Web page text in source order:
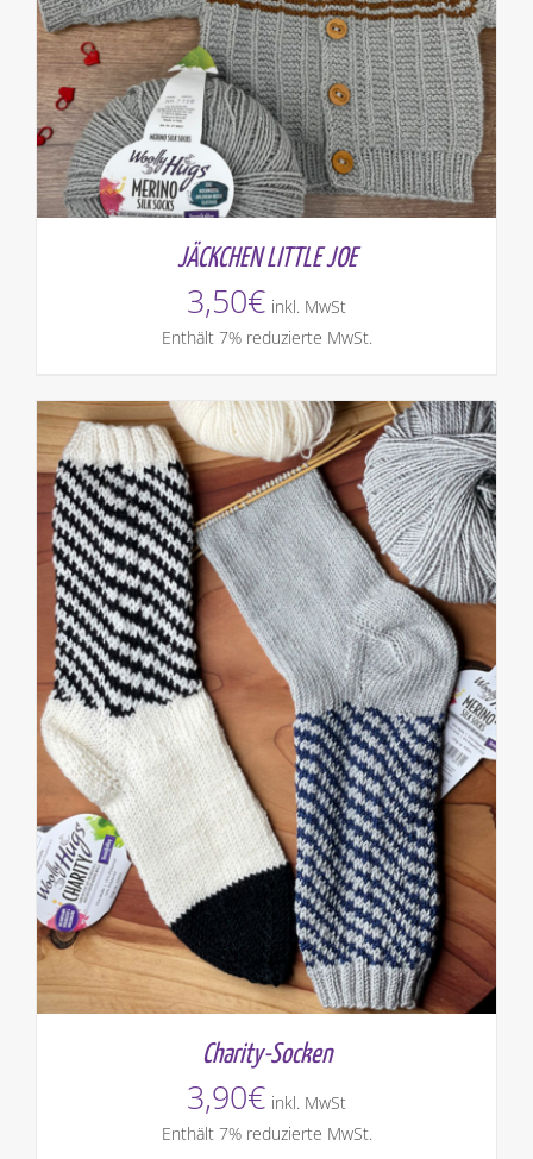
JÄCKCHEN LITTLE JOE
3,50€ inkl. MwSt
Enthält 7% reduzierte MwSt.
Charity-Socken
3,90€ inkl. MwSt
Enthält 7% reduzierte MwSt.